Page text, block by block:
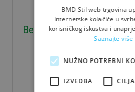
Betonski blok 12x20x40
BMD Stil web trgovina
internetske kolačiće u
korisničkog iskustva i
Saznajte više
NUŽNO POTREBNI
IZVEDBA